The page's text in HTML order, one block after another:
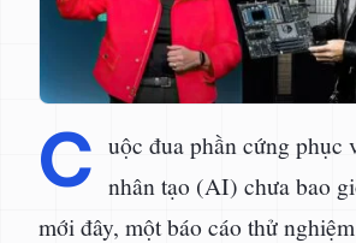
C uộc đua phần cứng phục
nhân tạo (AI) chưa bao
mới đây, một báo cáo thử